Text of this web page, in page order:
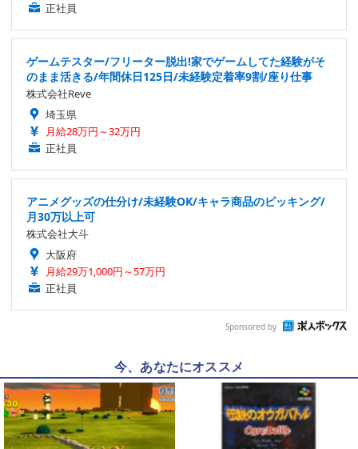
正社員
ゲームテスター/フリーター脱出!家でゲームしてた経験がそ
のまま活きる/年間休日125日/未経験定着率9割/座り仕事
株式会社Reve
埼玉県
月給28万円～32万円
正社員
アニメグッズの仕分け/未経験OK/キャラ商品のピッキング/
月30万以上可
株式会社大斗
大阪府
月給29万1,000円～57万円
正社員
Sponsored by
今、あなたにオススメ